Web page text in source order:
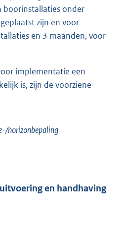
boorinstallaties onder
zijn en voor
en 3 maanden, voor
implementatie een
is, zijn de voorziene
horizonbepaling
en handhaving